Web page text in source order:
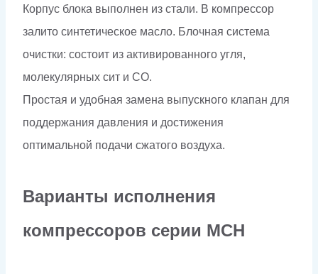
Корпус блока выполнен из стали. В компрессор
залито синтетическое масло. Блочная система
очистки: состоит из активированного угля,
молекулярных сит и СО.
Простая и удобная замена выпускного клапан для
поддержания давления и достижения
оптимальной подачи сжатого воздуха.
Варианты исполнения
компрессоров серии MCH